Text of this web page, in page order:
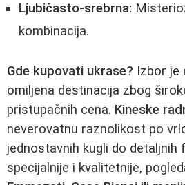
Ljubičasto-srebrna:
kombinacija.
Gde kupovati ukrase? Izbor je
omiljena destinacija zbog
pristupačnih cena. Kineske
neverovatnu raznolikost po
jednostavnih kugli do detaljnih
specijalnije i kvalitetnije,